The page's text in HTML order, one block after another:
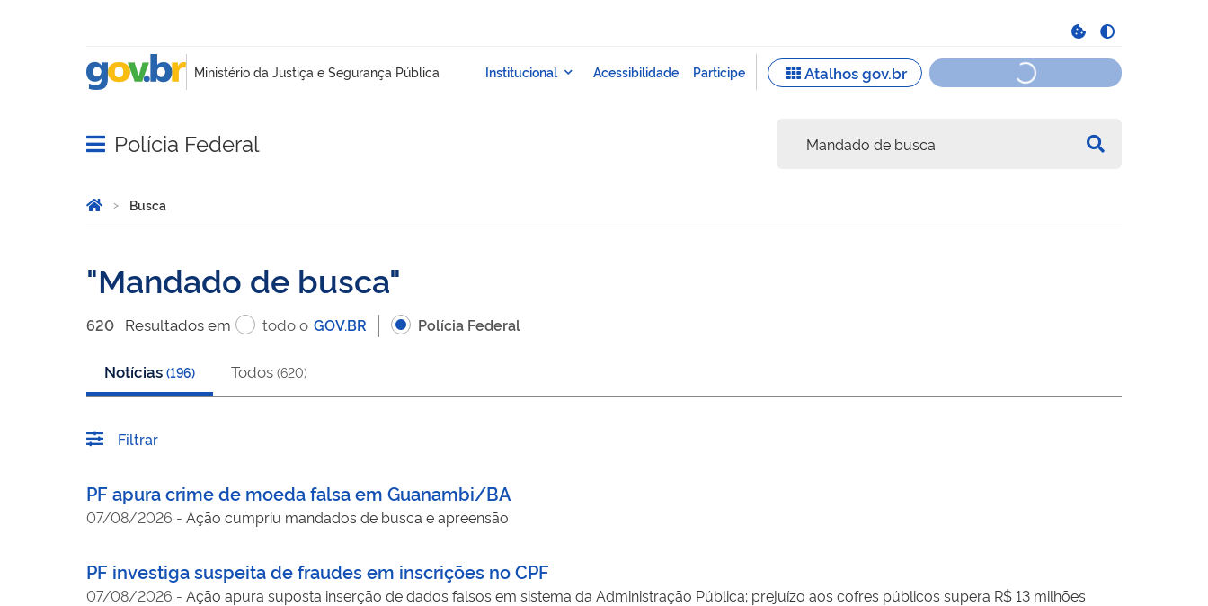
Abrir menu principal de navegação
Polícia Federal
Você está aqui:
Página Inicial
Busca
Mandado de busca
620 Resultadosem todo o GOV.BR Polícia Federal
Notícias (196) Todos (620)
Filtrar
PF apura crime de moeda falsa em Guanambi/BA
07/08/2026 - Ação cumpriu mandados de busca e apreensão
PF investiga suspeita de fraudes em inscrições no CPF
07/08/2026 - Ação apura suposta inserção de dados falsos em sistema da Administração Pública; prejuízo aos cofres públicos supera R$ 13 milhões